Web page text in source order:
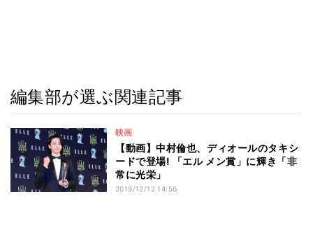
編集部が選ぶ関連記事
映画
【動画】中村倫也、ディオールのタキシ
ードで登場! 「エル メン賞」に輝き「非
常に光栄」
2019/12/12 14:56